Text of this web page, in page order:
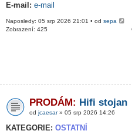
E-mail: e-mail
Naposledy: 05 srp 2026 21:01 • od sepa
Zobrazení: 425
PRODÁM: Hifi stojan
od jcaesar» 05 srp 2026 14:26
KATEGORIE: OSTATNÍ